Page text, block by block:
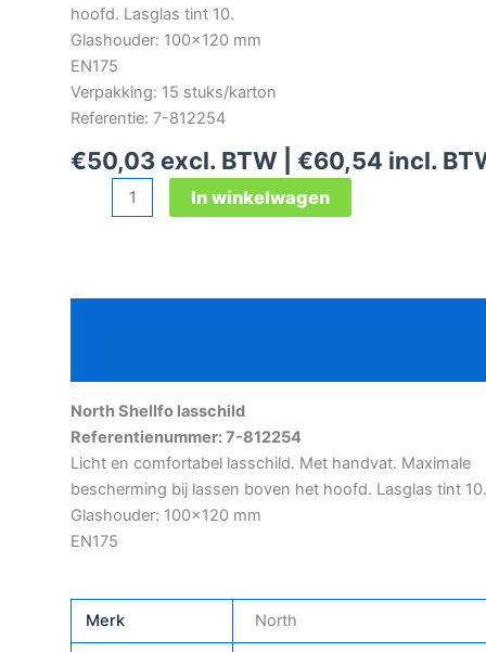
hoofd. Lasglas tint 10.
Glashouder: 100×120 mm
EN175
Verpakking: 15 stuks/karton
Referentie: 7-812254
€50,03 excl. BTW | €60,54 incl.
Shellfo
In winkelwagen
North Shellfo lasschild
Referentienummer: 7-812254
Licht en comfortabel lasschild. Met handvat. Maximale
bescherming bij lassen boven het hoofd. Lasglas tint 10.
Glashouder: 100×120 mm
EN175
Merk North